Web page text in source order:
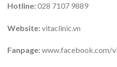
Hotline:028 7107 9889
Website:vitaclinic.vn
Fanpage:www.facebook.com/